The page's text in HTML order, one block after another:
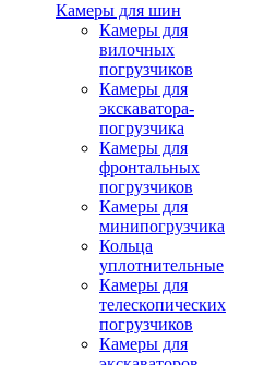
Камеры для шин
Камеры для
вилочных
погрузчиков
Камеры для
экскаватора-
погрузчика
Камеры для
фронтальных
погрузчиков
Камеры для
минипогрузчика
Кольца
уплотнительные
Камеры для
телескопических
погрузчиков
Камеры для